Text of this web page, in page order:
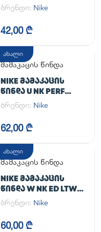
ბრენდი: Nike
42,00 ₾
ახალი
მამაკაცის წინდა
NIKE ᲛᲐᲛᲐᲙᲐᲪᲘᲡ
ᲬᲘᲜᲓᲐ U NK PERF
LTWT QT 3PR NFS 144
ბრენდი: Nike
62,00 ₾
ახალი
მამაკაცის წინდა
NIKE ᲛᲐᲛᲐᲙᲐᲪᲘᲡ
ᲬᲘᲜᲓᲐ W NK ED LTWT
FOOT 3PR NEW 144
ბრენდი: Nike
60,00 ₾